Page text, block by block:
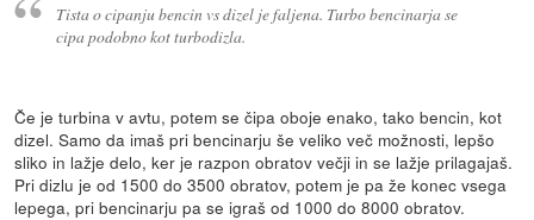
Tista o cipanju bencin vs dizel je faljena. Turbo bencinarja se
cipa podobno kot turbodizla.
Če je turbina v avtu, potem se čipa oboje enako, tako bencin, kot
dizel. Samo da imaš pri bencinarju še veliko več možnosti, lepšo
sliko in lažje delo, ker je razpon obratov večji in se lažje prilagajaš.
Pri dizlu je od 1500 do 3500 obratov, potem je pa že konec vsega
lepega, pri bencinarju pa se igraš od 1000 do 8000 obratov.